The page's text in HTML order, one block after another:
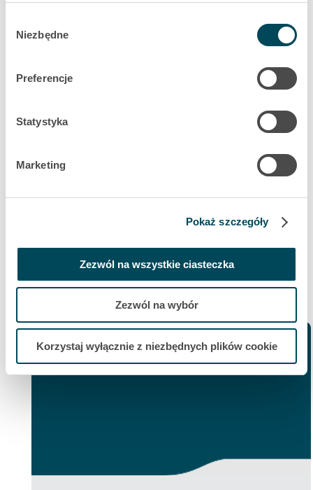
zgody
Niezbędne
Preferencje
Statystyka
Marketing
Pokaż szczegóły
Zezwól na wszystkie ciasteczka
Zezwól na wybór
Korzystaj wyłącznie z niezbędnych plików cookie
Inżynier specjalista ds. serii
"Jako techniczny i finansowy kierownik
floty lokomotyw, za którą odpowiadam,
mam bardzo wszechstronną pracę."